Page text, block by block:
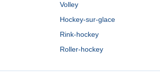
Volley
Hockey-sur-glace
Rink-hockey
Roller-hockey